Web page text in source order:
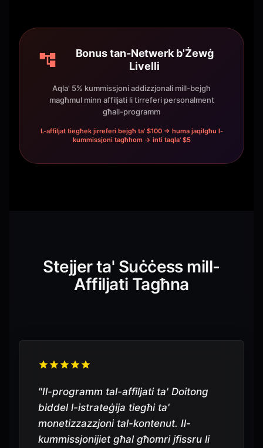
Bonus tan-Netwerk b'Żewġ
Livelli
Aqla' 5% kummissjoni addizzjonali mill-bejgħ
magħmul minn affiljati li tirreferi personalment
għall-programm
L-affiljat tiegħek jirreferi bejgħ ta' $100 → huma jaqilgħu l-
kummissjoni tagħhom → inti taqla' $5
Stejjer ta' Suċċess mill-
Affiljati Tagħna
"Il-programm tal-affiljati ta' Doitong
biddel l-istrateġija tiegħi ta'
monetizzazzjoni tal-kontenut. Il-
kummissjonijiet għal għomri jfissru li